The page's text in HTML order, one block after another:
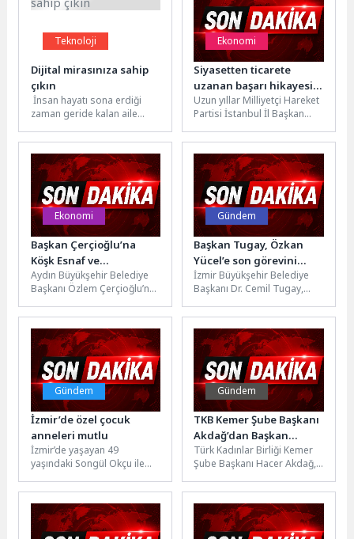
Teknoloji
Dijital mirasınıza sahip
çıkın
İnsan hayatı sona erdiği
zaman geride kalan aile
tarafından duygusal olarak
zor...
Ekonomi
Siyasetten ticarete
uzanan başarı hikayesi:
Oğuz Emre Beydoğan
şimdi Türkiye’nin yeni
girişimcilik vizyonunu
Uzun yıllar Milliyetçi Hareket
Partisi İstanbul İl Başkan
üstlenen Oğuz Emre
Beydoğan, bugün...
Ekonomi
Başkan Çerçioğlu’na
Köşk Esnaf ve
Sanatkârlar Odası’ndan
Ziyaret
Aydın Büyükşehir Belediye
Başkanı Özlem Çerçioğlu’na;
Odası Başkanı Ümit Açıkgöz
ve...
Gündem
Başkan Tugay, Özkan
Yücel’e son görevini
yerine getirdi
İzmir Büyükşehir Belediye
Başkanı Dr. Cemil Tugay,
yaşamını yitiren İzmir
Barosu'nun...
Gündem
İzmir’de özel çocuk
anneleri mutlu
İzmir’de yaşayan 49
yaşındaki Songül Okçu ile
kızı Miray Okçu’nun hayatı,...
Gündem
TKB Kemer Şube Başkanı
Akdağ’dan Başkan
Topaloğlu’na ziyaret
Türk Kadınlar Birliği Kemer
Şube Başkanı Hacer Akdağ,
Necati Topaloğlu'na
makamında teşekkür...